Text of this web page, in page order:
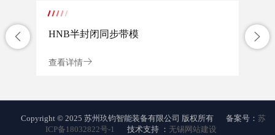
HNB半封闭同步带模
查看详情
组
Copyright © 2025 苏州玖钧智能装备有限公司 版权所有 备案号：苏
ICP备18032822号-1
技术支持 ： 无锡网站建设